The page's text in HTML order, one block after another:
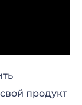
продукт